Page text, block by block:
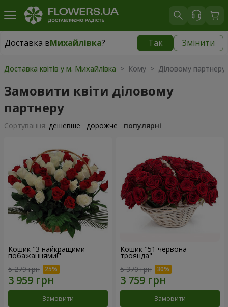
Доставка вМихайлівка? Так Змінити
Доставка вМихайлівка|
Доставка квітів у м. Михайлівка > Кому > Діловому партнеру
Замовити квіти діловому
партнеру
Сортування: дешевше дорожче популярні
Кошик "З найкращими
побажаннями!"
5 279 грн
Замовити
Кошик "51 червона
троянда"
5 370 грн
Замовити